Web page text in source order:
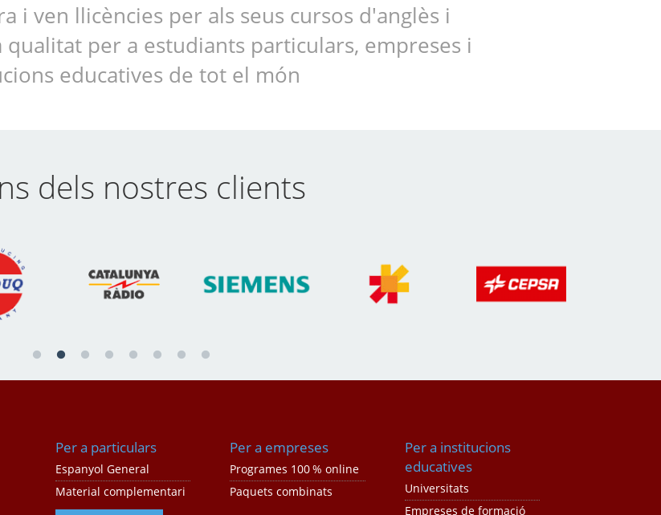
i ven llicències per als seus cursos d'anglès i
per a estudiants particulars, empreses i
educatives de tot el món
dels nostres clients
Per a particulars
Espanyol General
Material complementari
Per a empreses
Programes 100 % online
Paquets combinats
Per a institucions
educatives
Universitats
Empreses de formació